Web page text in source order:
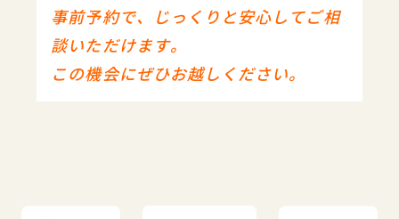
事前予約で、じっくりと安心してご相
談いただけます。
この機会にぜひお越しください。